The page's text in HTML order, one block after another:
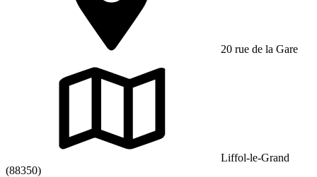
20 rue de la Gare
Liffol-le-Grand
(88350)